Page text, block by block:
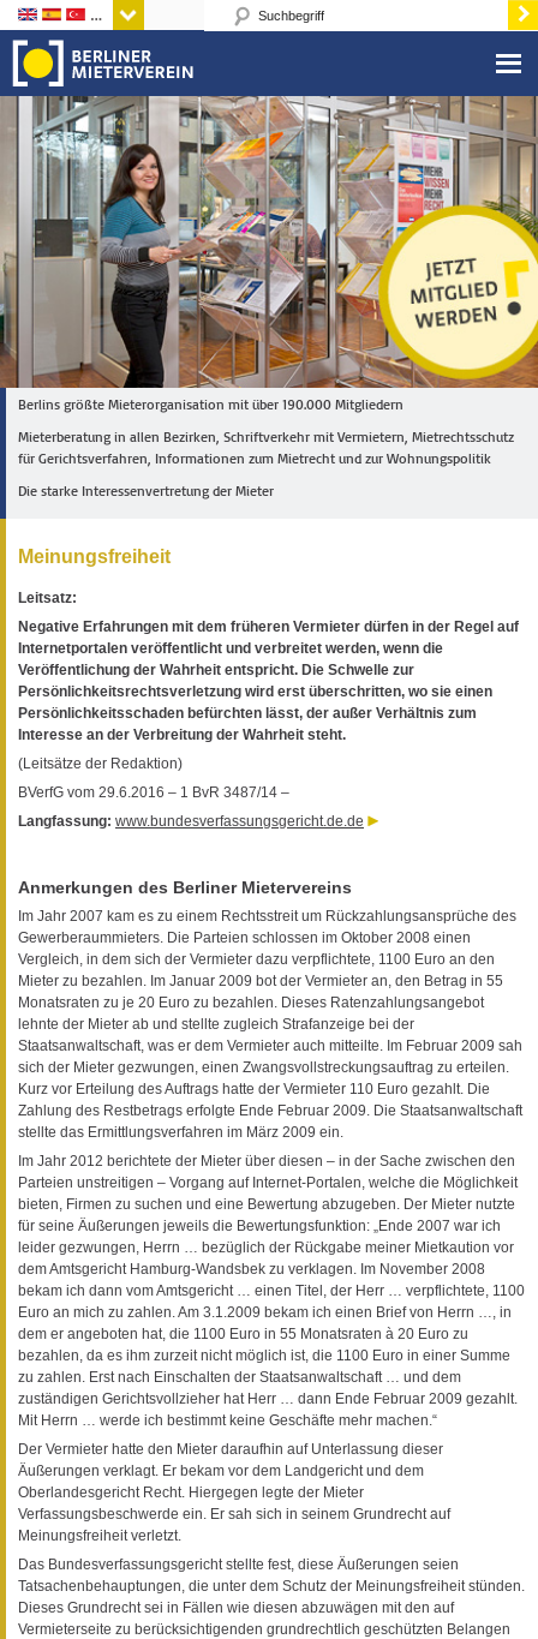
Sprachen
Berlins größte Mieterorganisation mit über 190.000 Mitgliedern
Mieterberatung in allen Bezirken, Schriftverkehr mit Vermietern, Mietrechtsschutz
für Gerichtsverfahren, Informationen zum Mietrecht und zur Wohnungspolitik
Die starke Interessenvertretung der Mieter
Meinungsfreiheit
Leitsatz:
Negative Erfahrungen mit dem früheren Vermieter dürfen in der Regel auf
Internetportalen veröffentlicht und verbreitet werden, wenn die
Veröffentlichung der Wahrheit entspricht. Die Schwelle zur
Persönlichkeitsrechtsverletzung wird erst überschritten, wo sie einen
Persönlichkeitsschaden befürchten lässt, der außer Verhältnis zum
Interesse an der Verbreitung der Wahrheit steht.
(Leitsätze der Redaktion)
BVerfG vom 29.6.2016 – 1 BvR 3487/14 –
Langfassung: www.bundesverfassungsgericht.de.de
Anmerkungen des Berliner Mietervereins
Im Jahr 2007 kam es zu einem Rechtsstreit um Rückzahlungsansprüche des
Gewerberaummieters. Die Parteien schlossen im Oktober 2008 einen
Vergleich, in dem sich der Vermieter dazu verpflichtete, 1100 Euro an den
Mieter zu bezahlen. Im Januar 2009 bot der Vermieter an, den Betrag in 55
Monatsraten zu je 20 Euro zu bezahlen. Dieses Ratenzahlungsangebot
lehnte der Mieter ab und stellte zugleich Strafanzeige bei der
Staatsanwaltschaft, was er dem Vermieter auch mitteilte. Im Februar 2009 sah
sich der Mieter gezwungen, einen Zwangsvollstreckungsauftrag zu erteilen.
Kurz vor Erteilung des Auftrags hatte der Vermieter 110 Euro gezahlt. Die
Zahlung des Restbetrags erfolgte Ende Februar 2009. Die Staatsanwaltschaft
stellte das Ermittlungsverfahren im März 2009 ein.
Im Jahr 2012 berichtete der Mieter über diesen – in der Sache zwischen den
Parteien unstreitigen – Vorgang auf Internet-Portalen, welche die Möglichkeit
bieten, Firmen zu suchen und eine Bewertung abzugeben. Der Mieter nutzte
für seine Äußerungen jeweils die Bewertungsfunktion: „Ende 2007 war ich
leider gezwungen, Herrn … bezüglich der Rückgabe meiner Mietkaution vor
dem Amtsgericht Hamburg-Wandsbek zu verklagen. Im November 2008
bekam ich dann vom Amtsgericht … einen Titel, der Herr … verpflichtete, 1100
Euro an mich zu zahlen. Am 3.1.2009 bekam ich einen Brief von Herrn …, in
dem er angeboten hat, die 1100 Euro in 55 Monatsraten à 20 Euro zu
bezahlen, da es ihm zurzeit nicht möglich ist, die 1100 Euro in einer Summe
zu zahlen. Erst nach Einschalten der Staatsanwaltschaft … und dem
zuständigen Gerichtsvollzieher hat Herr … dann Ende Februar 2009 gezahlt.
Mit Herrn … werde ich bestimmt keine Geschäfte mehr machen.“
Der Vermieter hatte den Mieter daraufhin auf Unterlassung dieser
Äußerungen verklagt. Er bekam vor dem Landgericht und dem
Oberlandesgericht Recht. Hiergegen legte der Mieter
Verfassungsbeschwerde ein. Er sah sich in seinem Grundrecht auf
Meinungsfreiheit verletzt.
Das Bundesverfassungsgericht stellte fest, diese Äußerungen seien
Tatsachenbehauptungen, die unter dem Schutz der Meinungsfreiheit stünden.
Dieses Grundrecht sei in Fällen wie diesen abzuwägen mit den auf
Vermieterseite zu berücksichtigenden grundrechtlich geschützten Belangen